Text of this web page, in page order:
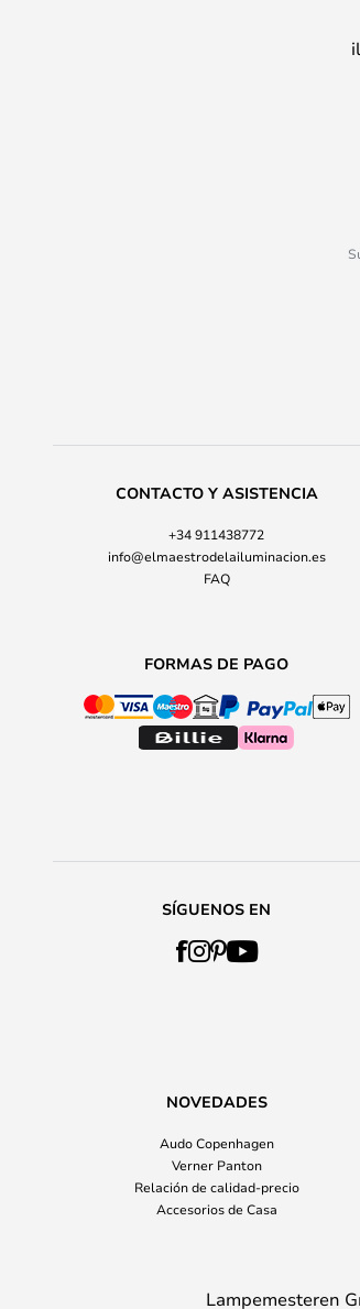
CONTACTO Y ASISTENCIA
+34 911438772
info@elmaestrodelailuminacion.es
FAQ
FORMAS DE PAGO
SÍGUENOS EN
NOVEDADES
Audo Copenhagen
Verner Panton
Relación de calidad-precio
Accesorios de Casa
Lampemesteren